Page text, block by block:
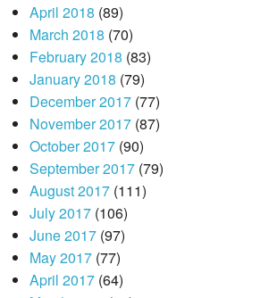
April 2018 (89)
March 2018 (70)
February 2018 (83)
January 2018 (79)
December 2017(77)
November 2017(87)
October 2017(90)
September 2017(79)
August 2017(111)
July 2017(106)
June 2017(97)
May 2017(77)
April 2017(64)